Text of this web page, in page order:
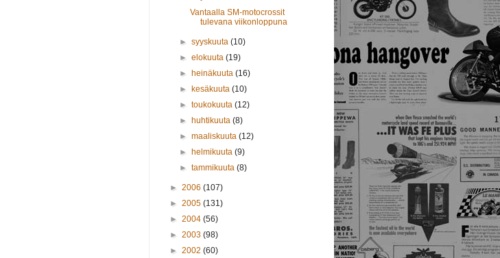
Vantaalla SM-motocrossit
tulevana viikonloppuna
►syyskuuta(10)
►elokuuta(19)
► heinäkuuta(16)
► kesäkuuta(10)
►toukokuuta(12)
► huhtikuuta(8)
►maaliskuuta(12)
► helmikuuta(9)
►tammikuuta(8)
► 2006 (107)
► 2005 (131)
► 2004 (56)
► 2003 (98)
► 2002 (60)